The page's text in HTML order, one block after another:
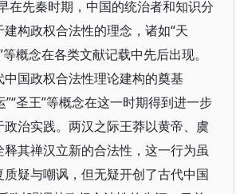
在先秦时期，中国的统治者和知识分
构政权合法性的理念，诸如“天
等概念在各类文献记载中先后出现。
国政权合法性理论建构的奠基
”“圣王”等概念在这一时期得到进一步
政治实践。两汉之际王莽以黄帝、虞
其禅汉立新的合法性，这一行为虽
疑与嘲讽，但无疑开创了古代中国